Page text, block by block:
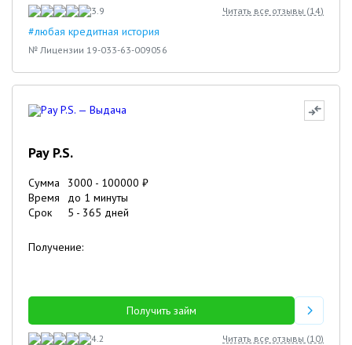
3.9 Читать все отзывы (14)
#любая кредитная история
№ Лицензии 19-033-63-009056
Pay P.S.
Сумма 3000 - 100000 ₽
Время
до 1 минуты
Срок
5 - 365 дней
Получение:
Получить займ
4.2 Читать все отзывы (10)